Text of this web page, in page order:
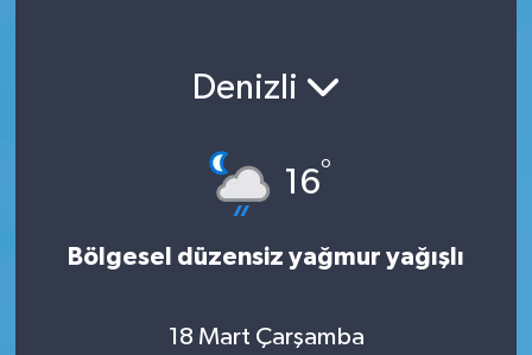
Denizli
16°
Bölgesel düzensiz yağmur yağışlı
18 Mart Çarşamba